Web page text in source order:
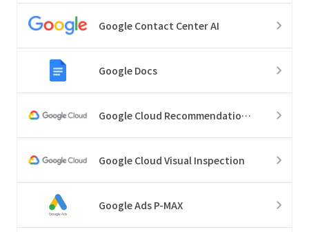
Google Contact Center AI
Google Docs
Google Cloud Recommendations
Google Cloud Visual Inspection
Google Ads P-MAX